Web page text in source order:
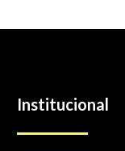
Institucional